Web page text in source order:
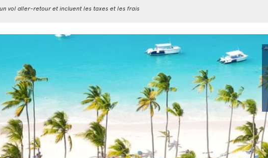
vol aller-retour et incluent les taxes et les frais